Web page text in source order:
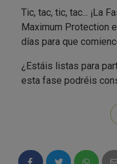
Tic, tac, tic, tac... ¡La
Maximum Protection
días para que
¿Estáis listas para
esta fase podréis
500 Testa-